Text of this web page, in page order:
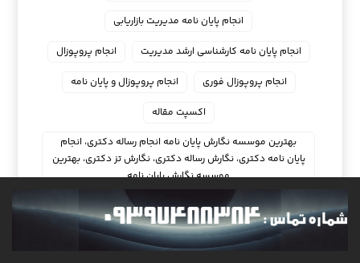
انجام پایان نامه مدیریت بازاریابی
انجام پایان نامه کارشناسی ارشد مدیریت
انجام پروپوزال
انجام پروپوزال فوری
انجام پروپوزال و پایان نامه
اکسپت مقاله
بهترین موسسه نگارش پایان نامه انجام رساله دکتری، انجام
پایان نامه دکتری، نگارش رساله دکتری، نگارش تز دکتری، بهترین
موسسه نگارش پایان نامه
سایت نوشتن پروپوزال با قیمت مناسب
قیمت پروپوزال کارشناسی ارشد
نوشتن پایان نامه